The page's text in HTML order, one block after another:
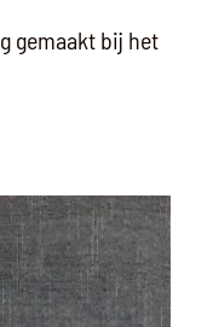
gemaakt bij het